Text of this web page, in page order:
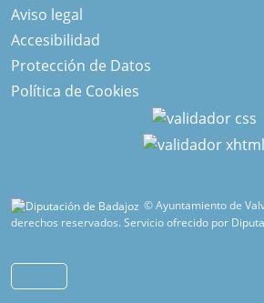
Aviso legal
Accesibilidad
Protección de Datos
Política de Cookies
© Ayuntamiento de
derechos reservados.Servicio ofrecido por